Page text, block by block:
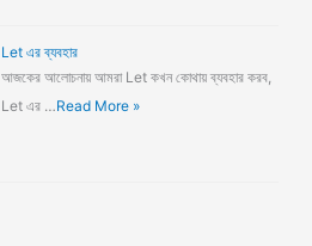
Let এর ব্যবহার
আজকের আলোচনায় আমরা Let কখন কোথায় ব্যবহার করব,
Let এর …Read More »